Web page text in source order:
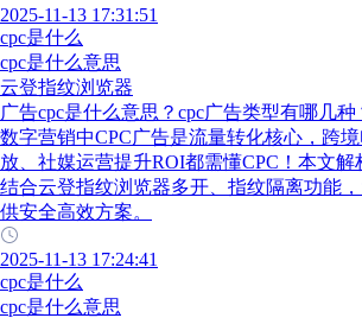
2025-11-13 17:31:51
cpc是什么
cpc是什么意思
云登指纹浏览器
广告cpc是什么意思？cpc广告类型有哪几种
数字营销中CPC广告是流量转化核心，跨
放、社媒运营提升ROI都需懂CPC！本文解
结合云登指纹浏览器多开、指纹隔离功能
供安全高效方案。
2025-11-13 17:24:41
cpc是什么
cpc是什么意思